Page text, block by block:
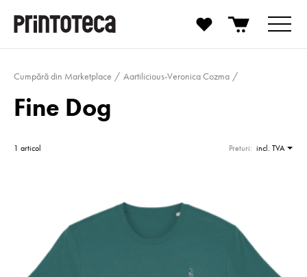
Cumpără din Marketplace Aartilicious-Veronica Cozma
Fine Dog
1 articol Preturi: incl. TVA